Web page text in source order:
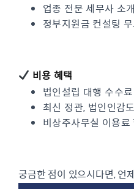
업종 전문 세무사 소개
정부지원금 컨설팅
비용 혜택
법인설립 대행 수수
최신 정관, 법인인감
비상주사무실 이용료
궁금한 점이 있으시다면, 언